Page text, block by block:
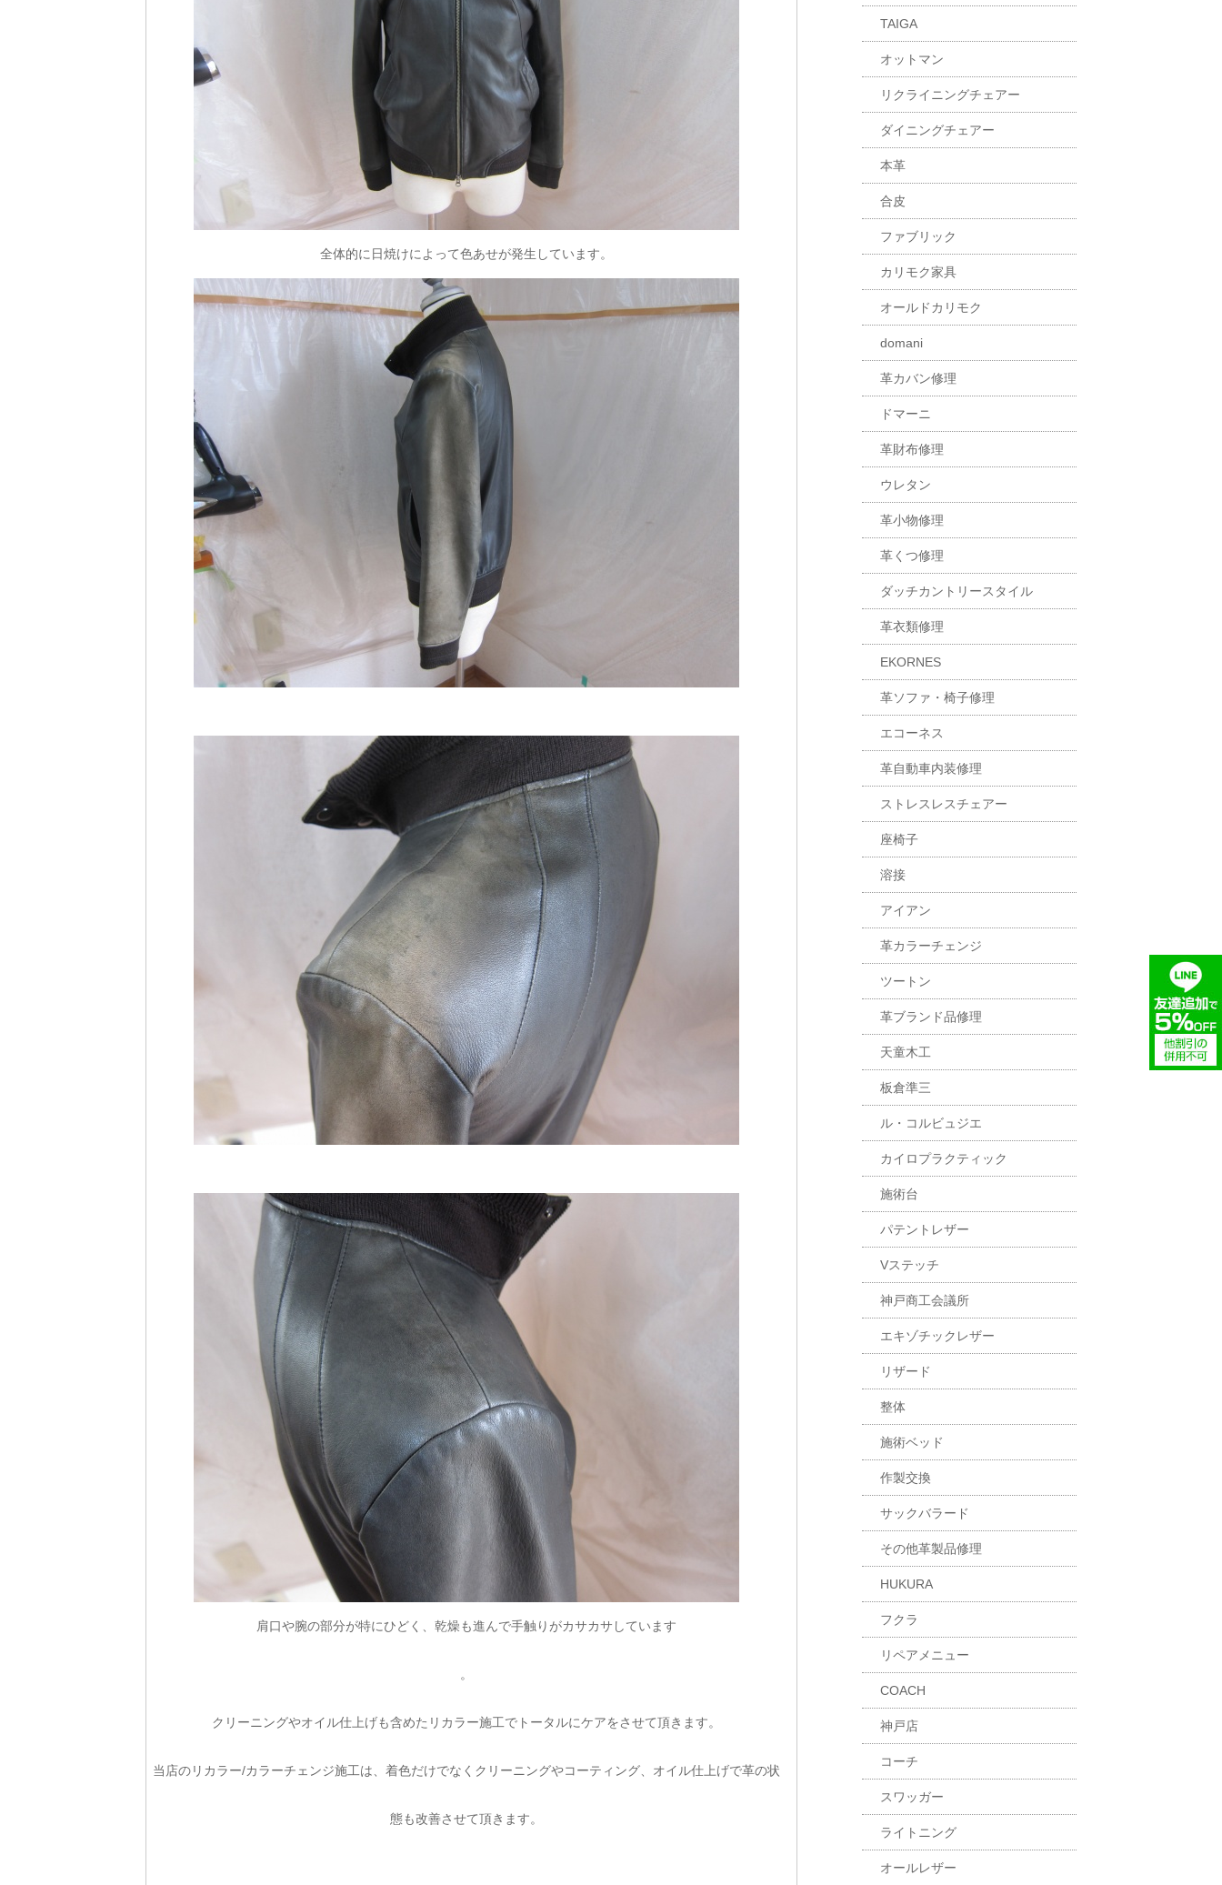
全体的に日焼けによって色あせが発生しています。
肩口や腕の部分が特にひどく、乾燥も進んで手触りがカサカサしています
。
クリーニングやオイル仕上げも含めたリカラー施工でトータルにケアをさせて頂きます。
当店のリカラー/カラーチェンジ施工は、着色だけでなくクリーニングやコーティング、オイル仕上げで革の状
態も改善させて頂きます。
TAIGA
オットマン
リクライニングチェアー
ダイニングチェアー
本革
合皮
ファブリック
カリモク家具
オールドカリモク
domani
革カバン修理
ドマーニ
革財布修理
ウレタン
革小物修理
革くつ修理
ダッチカントリースタイル
革衣類修理
EKORNES
革ソファ・椅子修理
エコーネス
革自動車内装修理
ストレスレスチェアー
座椅子
溶接
アイアン
革カラーチェンジ
ツートン
革ブランド品修理
天童木工
板倉準三
ル・コルビュジエ
カイロプラクティック
施術台
パテントレザー
Vステッチ
神戸商工会議所
エキゾチックレザー
リザード
整体
施術ベッド
作製交換
サックバラード
その他革製品修理
HUKURA
フクラ
リペアメニュー
COACH
神戸店
コーチ
スワッガー
ライトニング
オールレザー